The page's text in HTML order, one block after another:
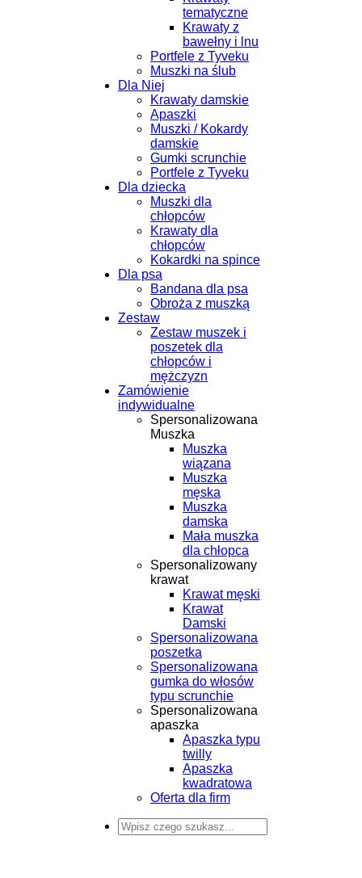
tematyczne
Krawaty z
bawełny i lnu
Portfele z Tyveku
Muszki na ślub
Dla Niej
Krawaty damskie
Apaszki
Muszki / Kokardy
damskie
Gumki scrunchie
Portfele z Tyveku
Dla dziecka
Muszki dla
chłopców
Krawaty dla
chłopców
Kokardki na spince
Dla psa
Bandana dla psa
Obroża z muszką
Zestaw
Zestaw muszek i
poszetek dla
chłopców i
mężczyzn
Zamówienie
indywidualne
Spersonalizowana
Muszka
Muszka
wiązana
Muszka
męska
Muszka
damska
Mała muszka
dla chłopca
Spersonalizowany
krawat
Krawat męski
Krawat
Damski
Spersonalizowana
poszetka
Spersonalizowana
gumka do włosów
typu scrunchie
Spersonalizowana
apaszka
Apaszka typu
twilly
Apaszka
kwadratowa
Oferta dla firm